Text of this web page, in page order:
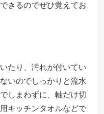
きるのでぜひ覚えてお
たり、汚れが付いてい
いのでしっかりと流水
しまわずに、軸だけ切
キッチンタオルなどで